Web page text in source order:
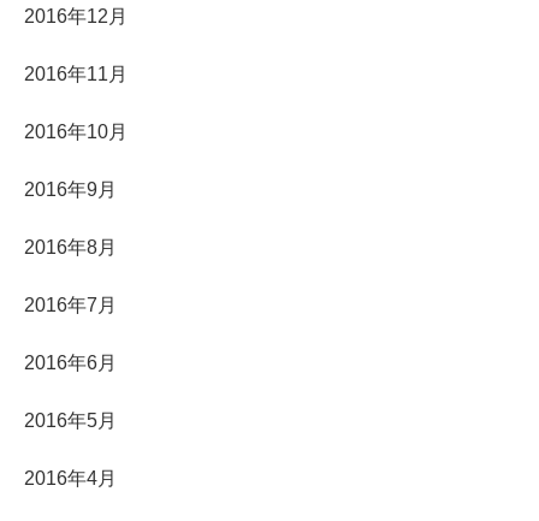
2016年12月
2016年11月
2016年10月
2016年9月
2016年8月
2016年7月
2016年6月
2016年5月
2016年4月